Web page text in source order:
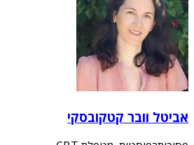
אביטל וובר קטקובסקי